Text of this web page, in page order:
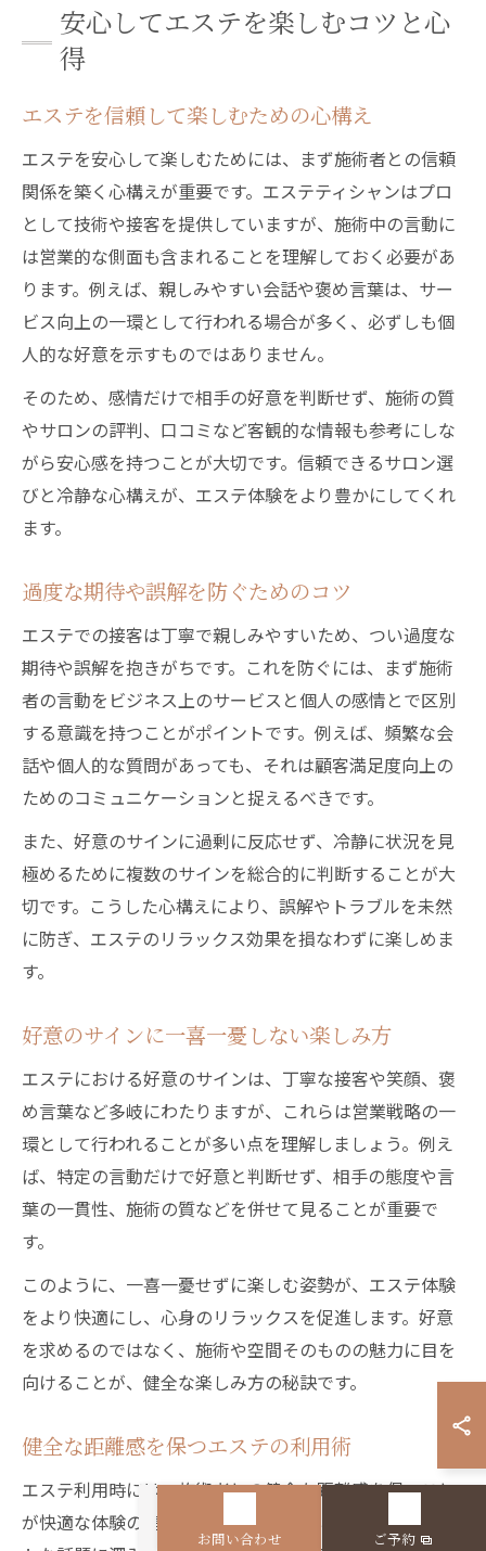
安心してエステを楽しむコツと心
得
エステを信頼して楽しむための心構え
エステを安心して楽しむためには、まず施術者との信頼
関係を築く心構えが重要です。エステティシャンはプロ
として技術や接客を提供していますが、施術中の言動に
は営業的な側面も含まれることを理解しておく必要があ
ります。例えば、親しみやすい会話や褒め言葉は、サー
ビス向上の一環として行われる場合が多く、必ずしも個
人的な好意を示すものではありません。
そのため、感情だけで相手の好意を判断せず、施術の質
やサロンの評判、口コミなど客観的な情報も参考にしな
がら安心感を持つことが大切です。信頼できるサロン選
びと冷静な心構えが、エステ体験をより豊かにしてくれ
ます。
過度な期待や誤解を防ぐためのコツ
エステでの接客は丁寧で親しみやすいため、つい過度な
期待や誤解を抱きがちです。これを防ぐには、まず施術
者の言動をビジネス上のサービスと個人の感情とで区別
する意識を持つことがポイントです。例えば、頻繁な会
話や個人的な質問があっても、それは顧客満足度向上の
ためのコミュニケーションと捉えるべきです。
また、好意のサインに過剰に反応せず、冷静に状況を見
極めるために複数のサインを総合的に判断することが大
切です。こうした心構えにより、誤解やトラブルを未然
に防ぎ、エステのリラックス効果を損なわずに楽しめま
す。
好意のサインに一喜一憂しない楽しみ方
エステにおける好意のサインは、丁寧な接客や笑顔、褒
め言葉など多岐にわたりますが、これらは営業戦略の一
環として行われることが多い点を理解しましょう。例え
ば、特定の言動だけで好意と判断せず、相手の態度や言
葉の一貫性、施術の質などを併せて見ることが重要で
す。
このように、一喜一憂せずに楽しむ姿勢が、エステ体験
をより快適にし、心身のリラックスを促進します。好意
を求めるのではなく、施術や空間そのものの魅力に目を
向けることが、健全な楽しみ方の秘訣です。
健全な距離感を保つエステの利用術
エステ利用時には、施術者との健全な距離感を保つこと
が快適な体験の鍵となります。具体的には、プライベー
お問い合わせ ご予約